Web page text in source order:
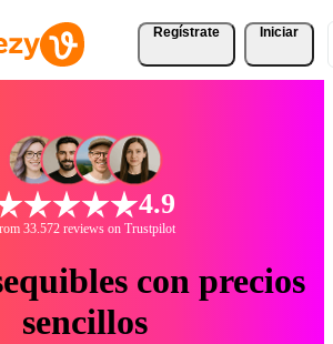
Regístrate Iniciar
4.9
33.572 reviews on Trustpilot
con precios
sencillos